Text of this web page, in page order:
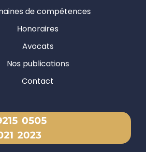
de compétences
Honoraires
Avocats
Nos publications
Contact
0505
2023